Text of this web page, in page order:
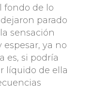
fondo de lo
parado
sensación
espesar, ya no
es, si podría
líquido de ella